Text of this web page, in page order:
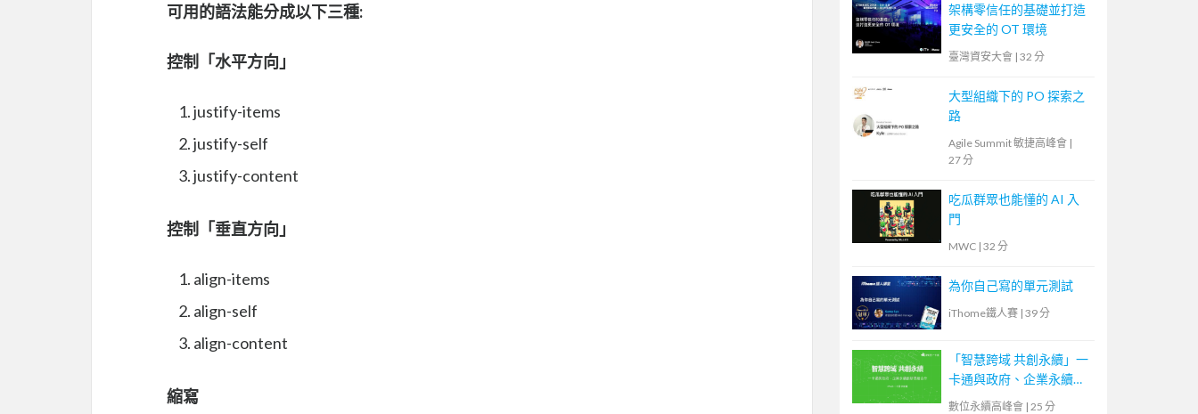
可用的語法能分成以下三種:
控制「水平方向」
justify-items
justify-self
justify-content
控制「垂直方向」
align-items
align-self
align-content
縮寫
架構零信任的基礎並打造
更安全的 OT 環境
臺灣資安大會 | 32 分
大型組織下的 PO 探索之
路
Agile Summit 敏捷高峰會 |
27 分
吃瓜群眾也能懂的 AI 入
門
MWC | 32 分
為你自己寫的單元測試
iThome鐵人賽 | 39 分
「智慧跨域 共創永續」一
卡通與政府、企業永續創
新思維合作
數位永續高峰會 | 25 分